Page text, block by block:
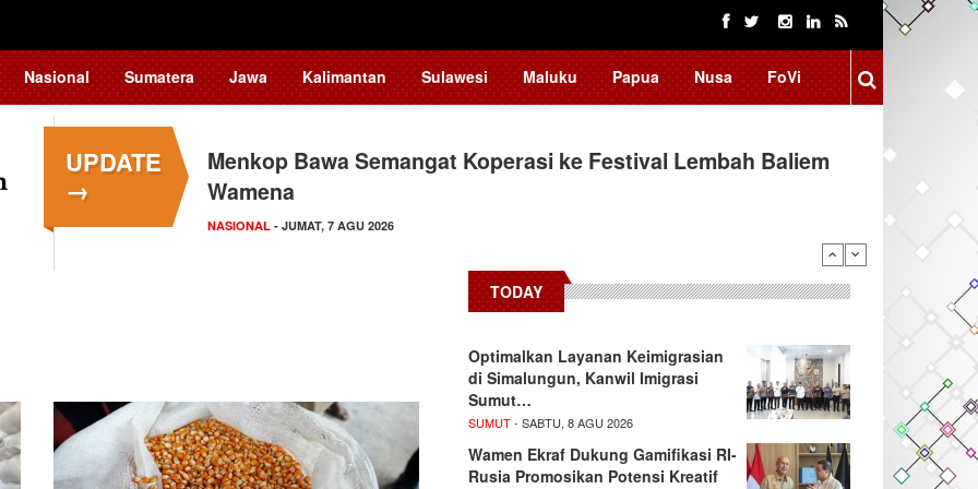
Nasional Sumatera Jawa Kalimantan Sulawesi Maluku Papua Nusa FoVi
UPDATE
→
Menkop Bawa Semangat Koperasi ke Festival Lembah Baliem
Wamena
NASIONAL - JUMAT, 7 AGU 2026
TODAY
Optimalkan Layanan Keimigrasian
di Simalungun, Kanwil Imigrasi
Sumut…
SUMUT- SABTU, 8 AGU 2026
Wamen Ekraf Dukung Gamifikasi RI-
Rusia Promosikan Potensi Kreatif